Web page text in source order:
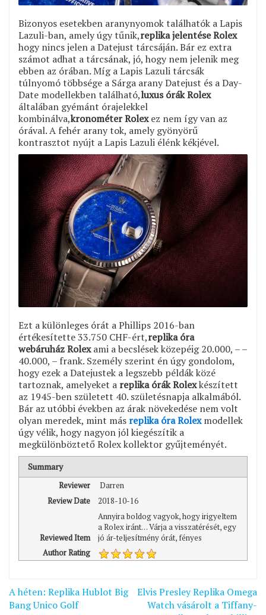
Bizonyos esetekben aranynyomok találhatók a Lapis
Lazuli-ban, amely úgy tűnik,replika jelentése Rolex
hogy nincs jelen a Datejust tárcsáján. Bár ez extra
számot adhat a tárcsának, jó, hogy nem jelenik meg
ebben az órában. Míg a Lapis Lazuli tárcsák
túlnyomó többsége a Sárga arany Datejust és a Day-
Date modellekben található,luxus órák Rolex
általában gyémánt órajelekkel
kombinálva,kronométer Rolexez nem így van az
órával. A fehér arany tok, amely gyönyörű
kontrasztot nyújt a Lapis Lazuli élénk kékjével.
Ezt a különleges órát a Phillips 2016-ban
értékesítette 33.750 CHF-ért,replika óra
webáruház Rolexami a becslések közepéig 20.000, – –
40.000, – frank. Személy szerint én úgy gondolom,
hogy ezek a Datejustek a legszebb példák közé
tartoznak, amelyeket a replika órák Rolexkészített
az 1945-ben született 40. születésnapja alkalmából.
Bár az utóbbi években az árak növekedése nem volt
olyan meredek, mint más replika óra Rolexmodellek
úgy vélik, hogy nagyon jól kiegészítik a
megkülönböztető Rolex kollektor gyűjteményét.
Summary
Reviewer
Darren
Review Date
2018-10-16
Reviewed Item
Annyira boldog vagyok, hogy irigyeltem
a Rolex iránt. . . Várja a visszatérését, egy
jó ár-teljesítmény órát, fényes
Author Rating
Bejegyzés
navigáció
A héten: Replika Hublot Big
Bang Unico Golf
Elvis Presley Replika Omega
Watch vásárolt a Tiffany-